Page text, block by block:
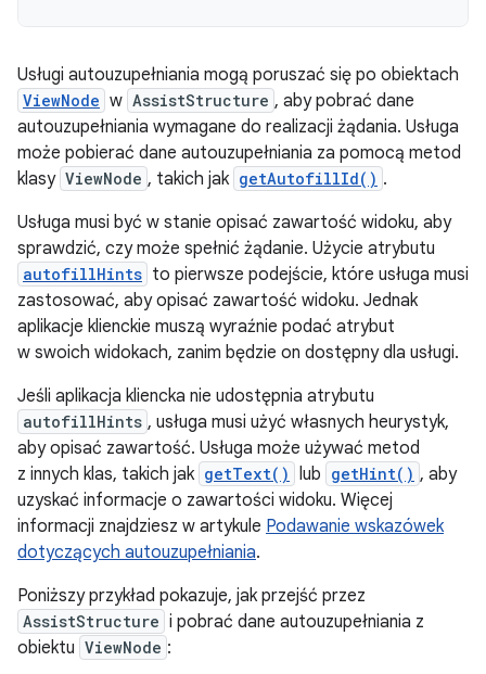
Usługi autouzupełniania mogą poruszać się po obiektach
ViewNode w AssistStructure , aby pobrać dane
autouzupełniania wymagane do realizacji żądania. Usługa
może pobierać dane autouzupełniania za pomocą metod
klasy ViewNode , takich jak getAutofillId() .
Usługa musi być w stanie opisać zawartość widoku, aby
sprawdzić, czy może spełnić żądanie. Użycie atrybutu
autofillHints to pierwsze podejście, które usługa musi
zastosować, aby opisać zawartość widoku. Jednak
aplikacje klienckie muszą wyraźnie podać atrybut
w swoich widokach, zanim będzie on dostępny dla usługi.
Jeśli aplikacja kliencka nie udostępnia atrybutu
autofillHints , usługa musi użyć własnych heurystyk,
aby opisać zawartość. Usługa może używać metod
z innych klas, takich jak getText() lub getHint() , aby
uzyskać informacje o zawartości widoku. Więcej
informacji znajdziesz w artykule Podawanie wskazówek
dotyczących autouzupełniania.
Poniższy przykład pokazuje, jak przejść przez
AssistStructure i pobrać dane autouzupełniania z
obiektu ViewNode :